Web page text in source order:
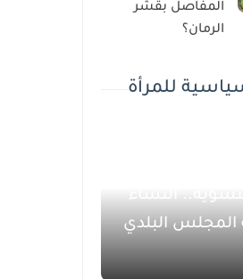
المفاصل بقشر
الرمان؟
للمرأة
النساء
البلدي